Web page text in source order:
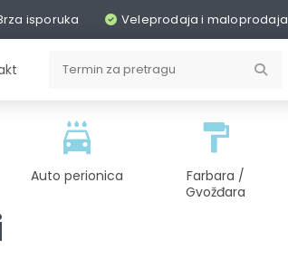
isporuka Veleprodaja i maloprodaja
Auto perionica
Farbara /
Gvožđara